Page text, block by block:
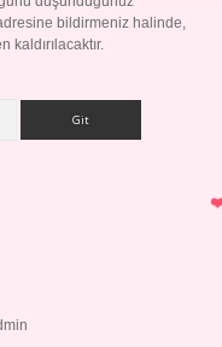
bildirmeniz halinde,